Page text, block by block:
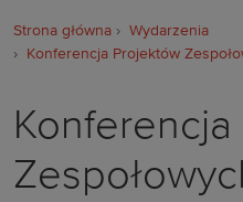
Strona główna
Wydarzenia
Konferencja Projektów